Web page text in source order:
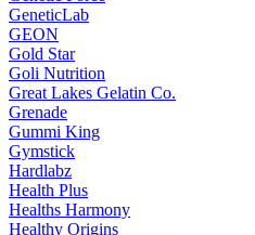
GeneticLab
GEON
Gold Star
Goli Nutrition
Great Lakes Gelatin Co.
Grenade
Gummi King
Gymstick
Hardlabz
Health Plus
Healths Harmony
Healthy Origins